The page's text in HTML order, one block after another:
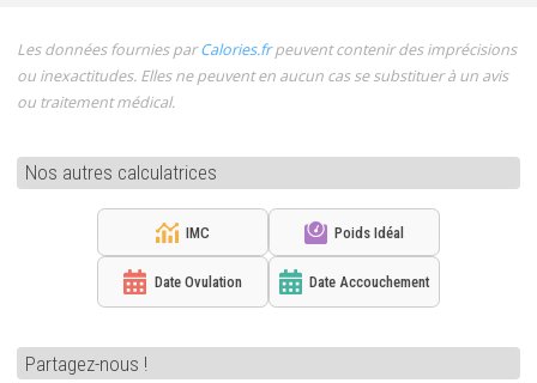
Les données fournies parCalories.frpeuvent contenir des imprécisions
ou inexactitudes. Elles ne peuvent en aucun cas se substituer à un avis
ou traitement médical.
Nos autres calculatrices
IMC Poids Idéal
Date Ovulation Date Accouchement
Partagez-nous !